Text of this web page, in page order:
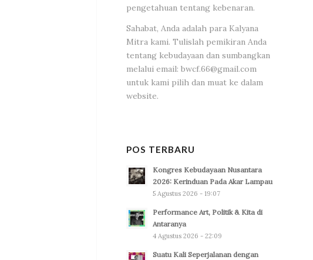
pengetahuan tentang kebenaran.
Sahabat, Anda adalah para Kalyana
Mitra kami. Tulislah pemikiran Anda
tentang kebudayaan dan sumbangkan
melalui email: bwcf.66@gmail.com
untuk kami pilih dan muat ke dalam
website.
POS TERBARU
Kongres Kebudayaan Nusantara
2026: Kerinduan Pada Akar Lampau
5 Agustus 2026 - 19:07
Performance Art, Politik & Kita di
Antaranya
4 Agustus 2026 - 22:09
Suatu Kali Seperjalanan dengan